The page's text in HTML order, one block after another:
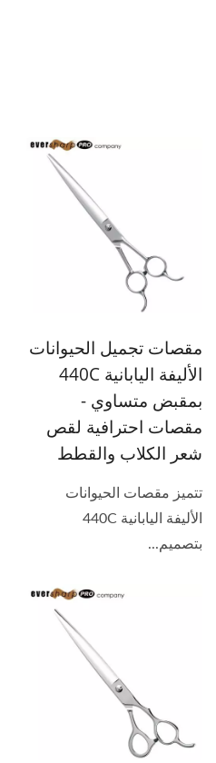
مقصات تجميل الحيوانات
الأليفة اليابانية 440C
بمقبض متساوي -
مقصات احترافية لقص
شعر الكلاب والقطط
تتميز مقصات الحيوانات
الأليفة اليابانية 440C
بتصميم...